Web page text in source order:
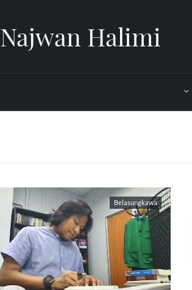
Najwan Halimi
Belasungkawa